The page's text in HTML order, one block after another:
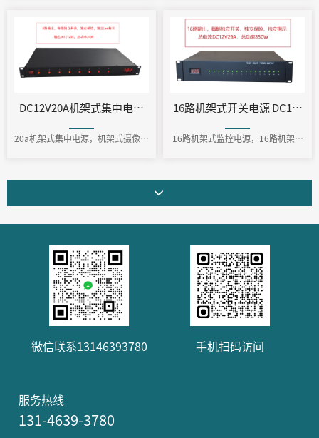
DC12V20A机架式集中电源 摄像机集中供电模块 PS-DC1220-1U
20a机架式集中电源，机架式摄像机
16路机架式开
16路机架式监控电源，16路机架式
微信联系13146393780 手机扫码访问
服务热线
131-4639-3780